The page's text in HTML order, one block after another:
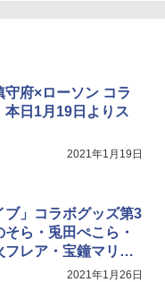
2: ON THE BEAC
納 パステルカラー か
スイッチ2 対応 スイッ
ンテンドー カバー ポ
新型 ジョイコン ソフト
D.R.B≫Buster Bro
【Blu-ray】 [
ペイド番号 5000円|オ
ワイヤレスコン
ZCT2J)
スラスト
フター - PC、PS4、P
One、Xbox Serie
度 H パターン シフター
ジナル特典:オリジナル
典:【坤と離】二振りの
る！スタジオ描き下ろ
付) [DVD]
守府×ローソン コラ
日1月19日よりス
2021年1月19日
ブ」コラボグッズ第3
ら・兎田ぺこら・
レア・宝鐘マリ
いぐるみ化2021年1月26日